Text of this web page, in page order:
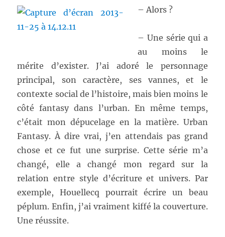
– Alors ?
– Une série qui a
au moins le
mérite d’exister. J’ai adoré le personnage
principal, son caractère, ses vannes, et le
contexte social de l’histoire, mais bien moins le
côté fantasy dans l’urban. En même temps,
c’était mon dépucelage en la matière. Urban
Fantasy. À dire vrai, j’en attendais pas grand
chose et ce fut une surprise. Cette série m’a
changé, elle a changé mon regard sur la
relation entre style d’écriture et univers. Par
exemple, Houellecq pourrait écrire un beau
péplum. Enfin, j’ai vraiment kiffé la couverture.
Une réussite.